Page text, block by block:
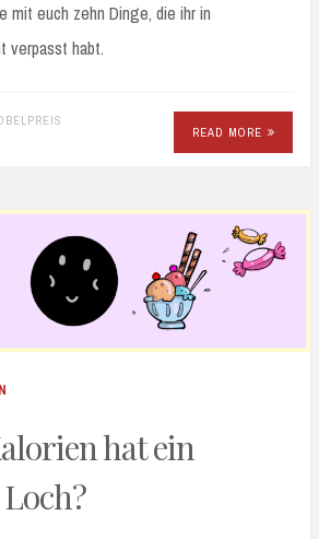
mit euch zehn Dinge, die ihr in
verpasst habt.
READ MORE
hat ein